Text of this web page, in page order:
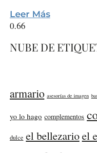
Leer Más
NUBE DE
armario asesorías de imagen
yo lo hago complementos
dulce el bellezarioel